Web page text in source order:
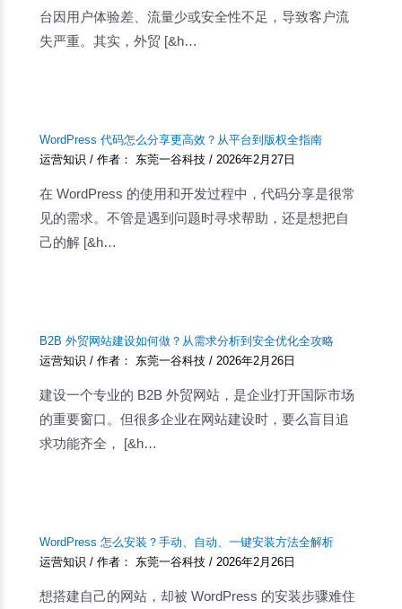
台因用户体验差、流量少或安全性不足，导致客户流
失严重。其实，外贸 [&h…
WordPress 代码怎么分享更高效？从平台到版权全指南
运营知识 / 作者： 东莞一谷科技/2026年2月27日
在 WordPress 的使用和开发过程中，代码分享是很常
见的需求。不管是遇到问题时寻求帮助，还是想把自
己的解 [&h…
B2B 外贸网站建设如何做？从需求分析到安全优化全攻略
运营知识 / 作者： 东莞一谷科技/2026年2月26日
建设一个专业的 B2B 外贸网站，是企业打开国际市场
的重要窗口。但很多企业在网站建设时，要么盲目追
求功能齐全， [&h…
WordPress 怎么安装？手动、自动、一键安装方法全解析
运营知识 / 作者： 东莞一谷科技/2026年2月26日
想搭建自己的网站，却被 WordPress 的安装步骤难住